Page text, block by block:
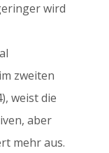
wird
zweiten
weist die
aber
mehr aus.